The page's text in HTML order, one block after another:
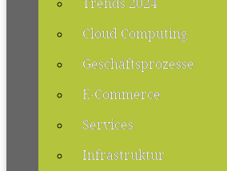
Cloud Computing
Geschäftsprozesse
E-Commerce
Services
Infrastruktur